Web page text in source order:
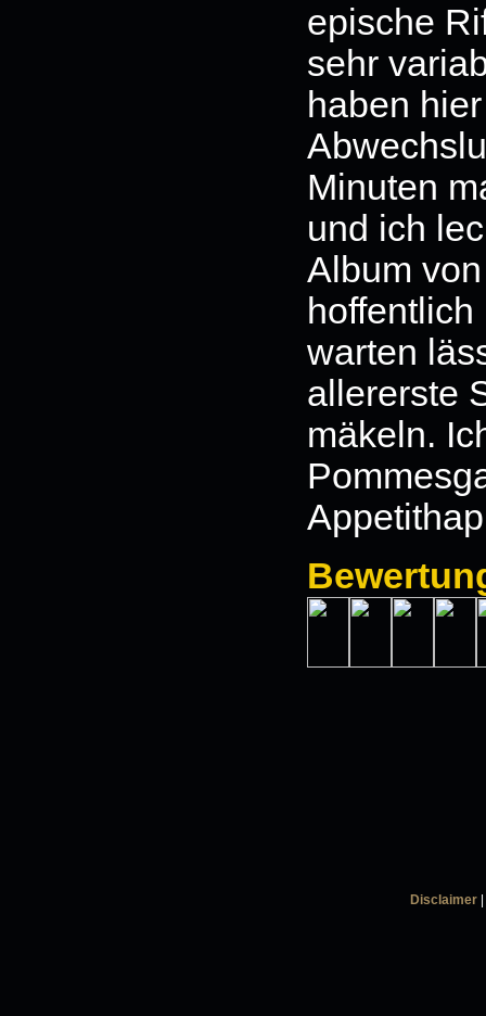
epische
sehr
haben
Minuten
und ich
Album
warten
allererste
mäkeln.
Disclaimer|